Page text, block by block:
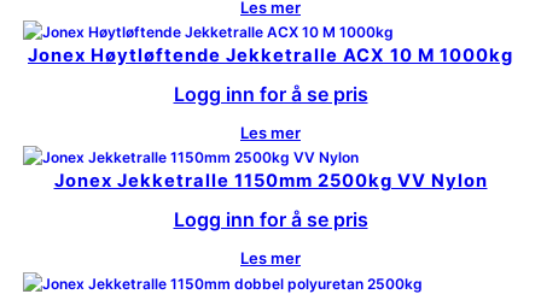
Les mer
Jonex Høytløftende Jekketralle ACX 10 M 1000kg
Logg inn for å se pris
Les mer
Jonex Jekketralle 1150mm 2500kg VV Nylon
Logg inn for å se pris
Les mer